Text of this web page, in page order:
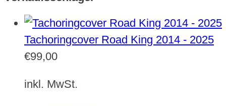
Tachoringcover Road King 2014 - 2025
€99,00
inkl. MwSt.